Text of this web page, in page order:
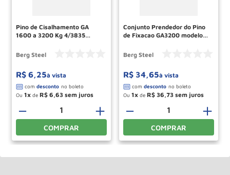
Pino de Cisalhamento GA
1600 a 3200 Kg 4/3835
STEEEL
Berg Steel
R$ 6,25à vista
Ou 1 de R$ 6 63
＋
－
COMPRAR
Conjunto Prendedor do Pino
de Fixacao GA3200 modelo
Berg Steel
Berg Steel
R$ 34,65à vista
Ou 1 de R$ 36 73
＋
－
COMPRAR